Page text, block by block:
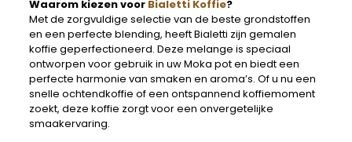
Waarom kiezen voor Bialetti Koffie?
Met de zorgvuldige selectie van de beste grondstoffen
en een perfecte blending, heeft Bialetti zijn gemalen
koffie geperfectioneerd. Deze melange is speciaal
ontworpen voor gebruik in uw Moka pot en biedt een
perfecte harmonie van smaken en aroma’s. Of u nu een
snelle ochtendkoffie of een ontspannend koffiemoment
zoekt, deze koffie zorgt voor een onvergetelijke
smaakervaring.